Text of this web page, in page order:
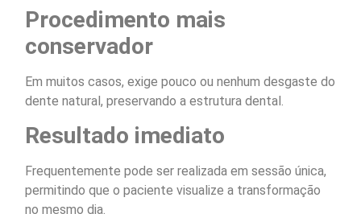
Procedimento mais
conservador
Em muitos casos, exige pouco ou nenhum desgaste do
dente natural, preservando a estrutura dental.
Resultado imediato
Frequentemente pode ser realizada em sessão única,
permitindo que o paciente visualize a transformação
no mesmo dia.